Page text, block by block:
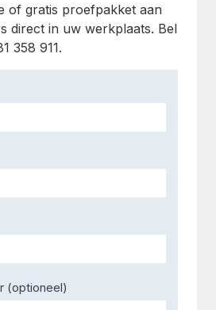
of gratis proefpakket aan
direct in uw werkplaats. Bel
358 911.
(optioneel)